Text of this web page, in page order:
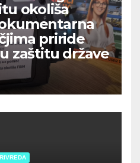
okoliša
priride
zaštitu države